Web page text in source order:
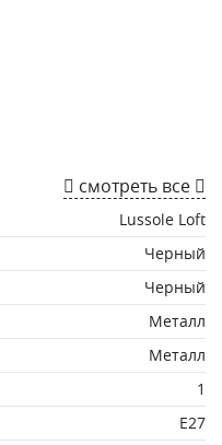
смотреть все
Lussole Loft
Черный
Черный
Металл
Металл
1
E27